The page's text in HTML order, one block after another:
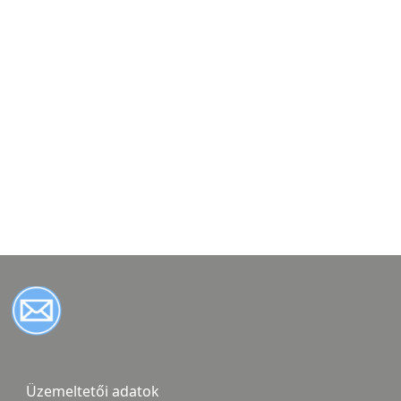
Üzemeltetői adatok